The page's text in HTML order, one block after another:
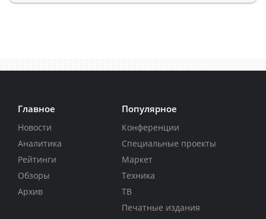
Главное
Новости
Аналитика
Рейтинги
Обзоры
Архив
Популярное
Конференции
Специальные проекты
Маркет
Техника
ТВ
Печатные издания